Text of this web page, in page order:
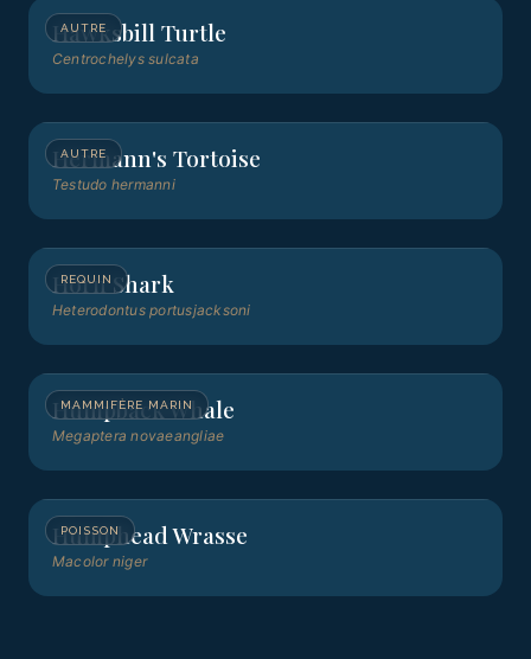
AUTRE
Hawksbill Turtle
Centrochelys sulcata
AUTRE
Hermann's Tortoise
Testudo hermanni
REQUIN
Horn Shark
Heterodontus portusjacksoni
MAMMIFÈRE MARIN
Humpback Whale
Megaptera novaeangliae
POISSON
Humphead Wrasse
Macolor niger